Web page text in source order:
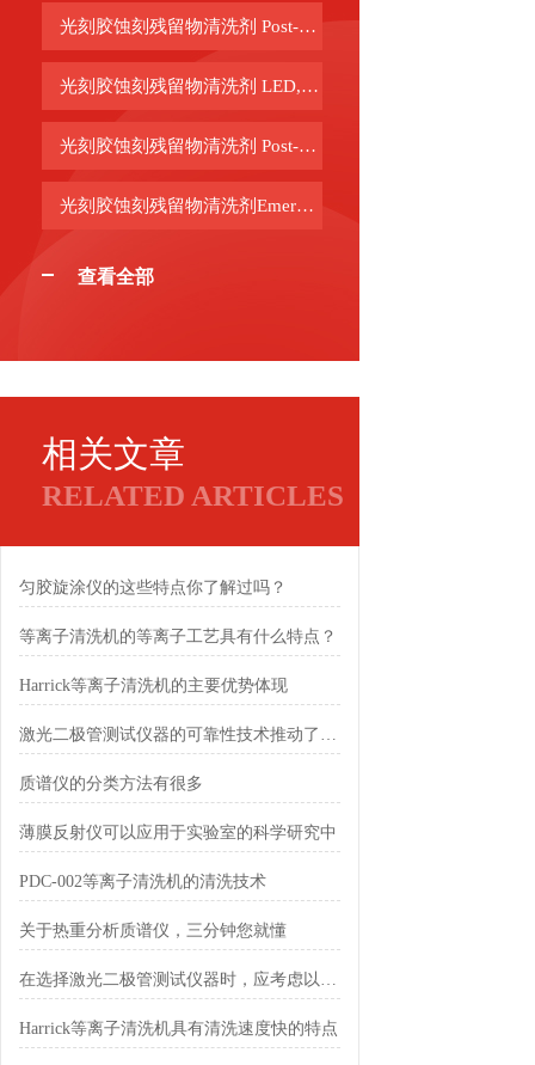
光刻胶蚀刻残留物清洗剂 Post-Etch Cleans
光刻胶蚀刻残留物清洗剂 LED, TSV, & WLP Cleans
光刻胶蚀刻残留物清洗剂 Post-Patterning Cleans
光刻胶蚀刻残留物清洗剂Emerging Cleans
查看全部
相关文章
RELATED ARTICLES
匀胶旋涂仪的这些特点你了解过吗？
等离子清洗机的等离子工艺具有什么特点？
Harrick等离子清洗机的主要优势体现
激光二极管测试仪器的可靠性技术推动了行业的发展
质谱仪的分类方法有很多
薄膜反射仪可以应用于实验室的科学研究中
PDC-002等离子清洗机的清洗技术
关于热重分析质谱仪，三分钟您就懂
在选择激光二极管测试仪器时，应考虑以下因素
Harrick等离子清洗机具有清洗速度快的特点